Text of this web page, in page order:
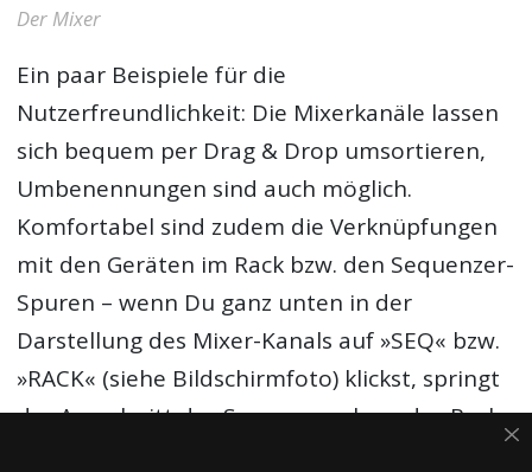
Der Mixer
Ein paar Beispiele für die
Nutzerfreundlichkeit: Die Mixerkanäle lassen
sich bequem per Drag & Drop umsortieren,
Umbenennungen sind auch möglich.
Komfortabel sind zudem die Verknüpfungen
mit den Geräten im Rack bzw. den Sequenzer-
Spuren – wenn Du ganz unten in der
Darstellung des Mixer-Kanals auf »SEQ« bzw.
»RACK« (siehe Bildschirmfoto) klickst, springt
der Ausschnitt des Sequenzer- bzw. des Rack-